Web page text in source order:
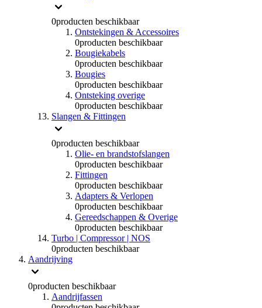
0producten beschikbaar
Ontstekingen & Accessoires
0producten beschikbaar
Bougiekabels
0producten beschikbaar
Bougies
0producten beschikbaar
Ontsteking overige
0producten beschikbaar
Slangen & Fittingen
0producten beschikbaar
Olie- en brandstofslangen
0producten beschikbaar
Fittingen
0producten beschikbaar
Adapters & Verlopen
0producten beschikbaar
Gereedschappen & Overige
0producten beschikbaar
Turbo | Compressor | NOS
0producten beschikbaar
Aandrijving
0producten beschikbaar
Aandrijfassen